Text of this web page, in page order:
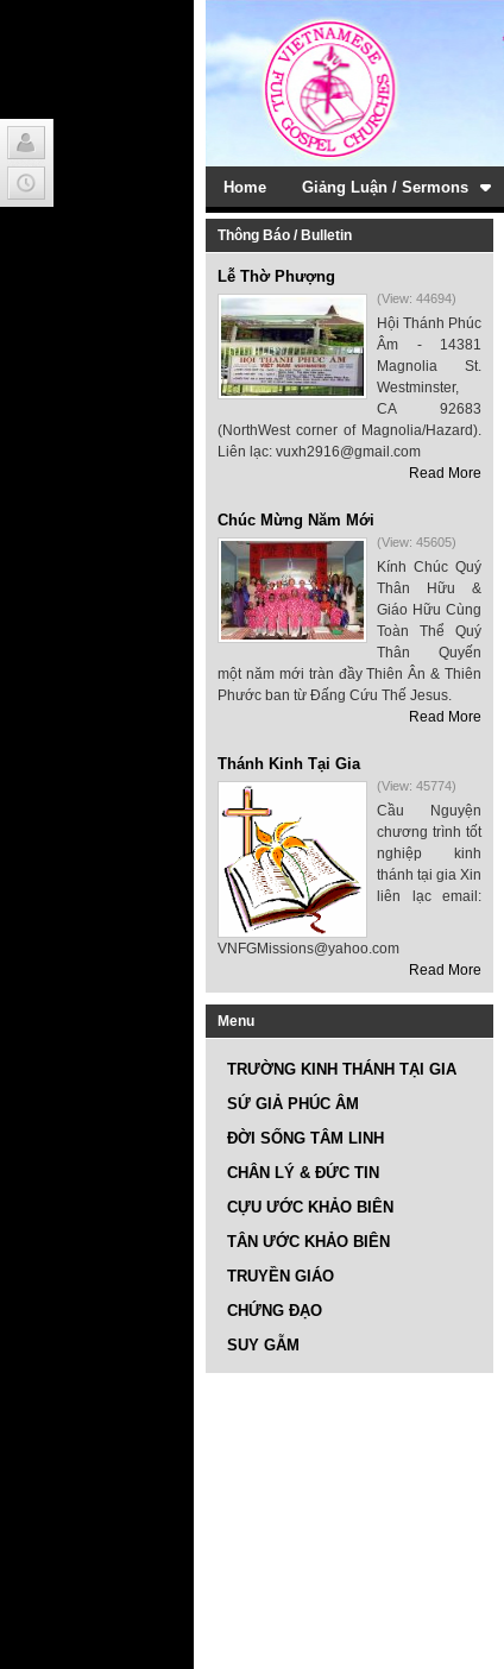
Home Giảng Luận / Sermons
Thông Báo / Bulletin
Lễ Thờ Phượng
(View: 44694)
Hội Thánh Phúc
Âm - 14381
Magnolia St.
Westminster,
CA 92683
(NorthWest corner of Magnolia/Hazard).
Liên lạc: vuxh2916@gmail.com
Read More
Chúc Mừng Năm Mới
(View: 45605)
Kính Chúc Quý
Thân Hữu &
Giáo Hữu Cùng
Toàn Thể Quý
Thân Quyến
một năm mới tràn đầy Thiên Ân & Thiên
Phước ban từ Đấng Cứu Thế Jesus.
Read More
Thánh Kinh Tại Gia
(View: 45774)
Cầu Nguyện
chương trình tốt
nghiệp kinh
thánh tại gia Xin
liên lạc email:
VNFGMissions@yahoo.com
Read More
Menu
TRƯỜNG KINH THÁNH TẠI GIA
SỨ GIẢ PHÚC ÂM
ĐỜI SỐNG TÂM LINH
CHÂN LÝ & ĐỨC TIN
CỰU ƯỚC KHẢO BIÊN
TÂN ƯỚC KHẢO BIÊN
TRUYỀN GIÁO
CHỨNG ĐẠO
SUY GẪM